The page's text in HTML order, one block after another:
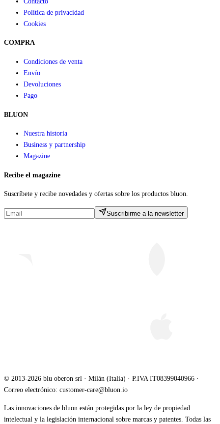
Política de privacidad
Cookies
COMPRA
Condiciones de venta
Envío
Devoluciones
Pago
BLUON
Nuestra historia
Business y partnership
Magazine
Recibe el magazine
Suscríbete y recibe novedades y ofertas sobre los productos bluon.
Suscribirme a la newsletter
© 2013-2026 blu oberon srl · Milán (Italia) · P.IVA IT08399040966 ·
Correo electrónico: customer-care@bluon.io
Las innovaciones de bluon están protegidas por la ley de propiedad
intelectual y la legislación internacional sobre marcas y patentes. Todas las